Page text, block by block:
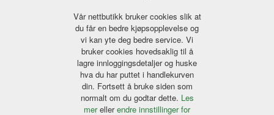
Vår nettbutikk bruker cookies slik at
du får en bedre kjøpsopplevelse og
vi kan yte deg bedre service. Vi
bruker cookies hovedsaklig til å
lagre innloggingsdetaljer og huske
hva du har puttet i handlekurven
din. Fortsett å bruke siden som
normalt om du godtar dette. Les
merellerendre innstillinger for